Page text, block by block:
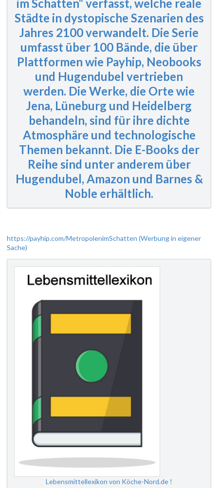
im Schatten“ verfasst, welche reale
Städte in dystopische Szenarien des
Jahres 2100 verwandelt. Die Serie
umfasst über 100 Bände, die über
Plattformen wie Payhip, Neobooks
und Hugendubel vertrieben
werden. Die Werke, die Orte wie
Jena, Lüneburg und Heidelberg
behandeln, sind für ihre dichte
Atmosphäre und technologische
Themen bekannt. Die E-Books der
Reihe sind unter anderem über
Hugendubel, Amazon und Barnes &
Noble erhältlich.
https://payhip.com/MetropolenimSchatten (Werbung in eigener
Sache)
Lebensmittellexikon von Köche-Nord.de !